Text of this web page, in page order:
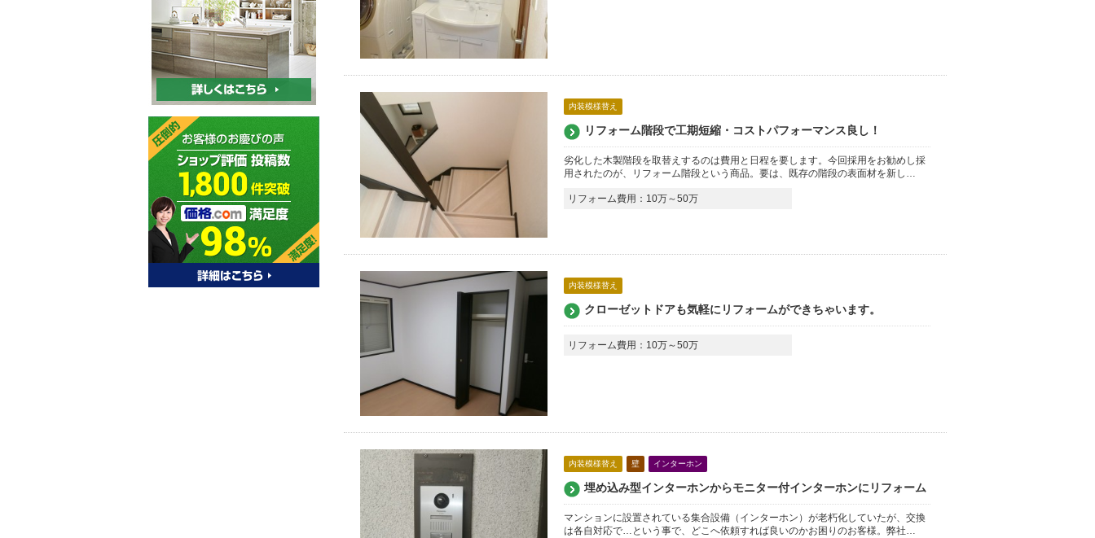
内装模様替え
リフォーム階段で工期短縮・コストパフォーマンス良し！
劣化した木製階段を取替えするのは費用と日程を要します。今回採用をお勧めし採
用されたのが、リフォーム階段という商品。要は、既存の階段の表面材を新し…
リフォーム費用：10万～50万
内装模様替え
クローゼットドアも気軽にリフォームができちゃいます。
リフォーム費用：10万～50万
内装模様替え 壁 インターホン
埋め込み型インターホンからモニター付インターホンにリフォーム
マンションに設置されている集合設備（インターホン）が老朽化していたが、交換
は各自対応で…という事で、どこへ依頼すれば良いのかお困りのお客様。弊社…